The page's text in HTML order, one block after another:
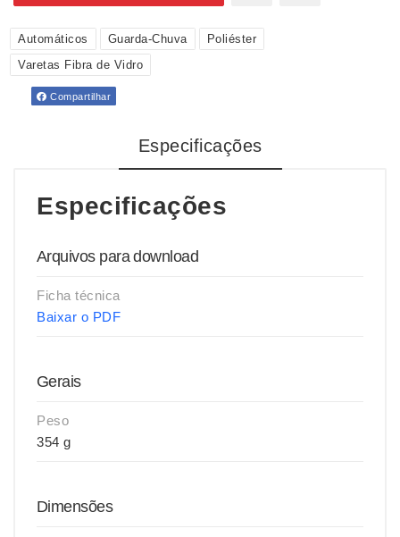
Automáticos Guarda-Chuva
Poliéster
Varetas Fibra de Vidro
Compartilhar
Especificações
Especificações
Arquivos para download
Ficha técnica
Baixar o PDF
Gerais
Peso
354 g
Dimensões